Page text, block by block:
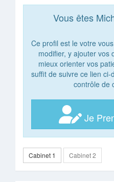
Vous êtes
Ce profil est le votre
modifier, y ajouter vos
mieux orienter vos
suffit de suivre ce lien
contrôle de
Je
Cabinet 1 Cabinet 2